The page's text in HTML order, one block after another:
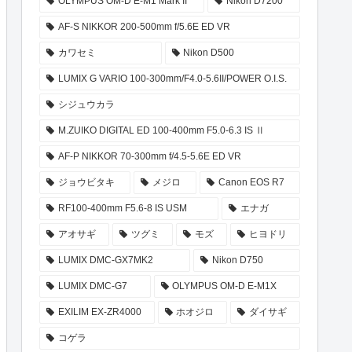
AF-S NIKKOR 200-500mm f/5.6E ED VR
カワセミ Nikon D500
LUMIX G VARIO 100-300mm/F4.0-5.6II/POWER O.I.S.
シジュウカラ
M.ZUIKO DIGITAL ED 100-400mm F5.0-6.3 IS Ⅱ
AF-P NIKKOR 70-300mm f/4.5-5.6E ED VR
ジョウビタキ メジロ Canon EOS R7
RF100-400mm F5.6-8 IS USM エナガ
アオサギ ツグミ モズ ヒヨドリ
LUMIX DMC-GX7MK2 Nikon D750
LUMIX DMC-G7 OLYMPUS OM-D E-M1X
EXILIM EX-ZR4000 ホオジロ ダイサギ
コゲラ